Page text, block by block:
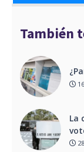
También
La